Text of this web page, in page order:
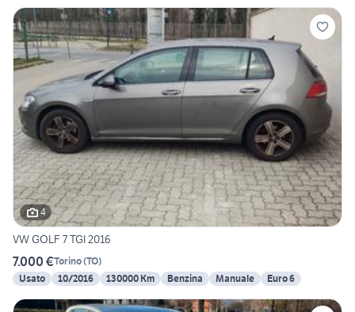
4
VW GOLF 7 TGI 2016
7.000 €Torino(TO)
Usato
10/2016 130000 Km Benzina Manuale Euro 6